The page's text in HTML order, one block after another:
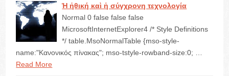
Ἡ ἠθική καὶ ἡ σύγχρονη τεχνολογία
Normal 0 false false false
MicrosoftInternetExplorer4 /* Style Definitions
*/ table.MsoNormalTable {mso-style-
name:"Κανονικός πίνακας"; mso-tstyle-rowband-size:0; …
Read More